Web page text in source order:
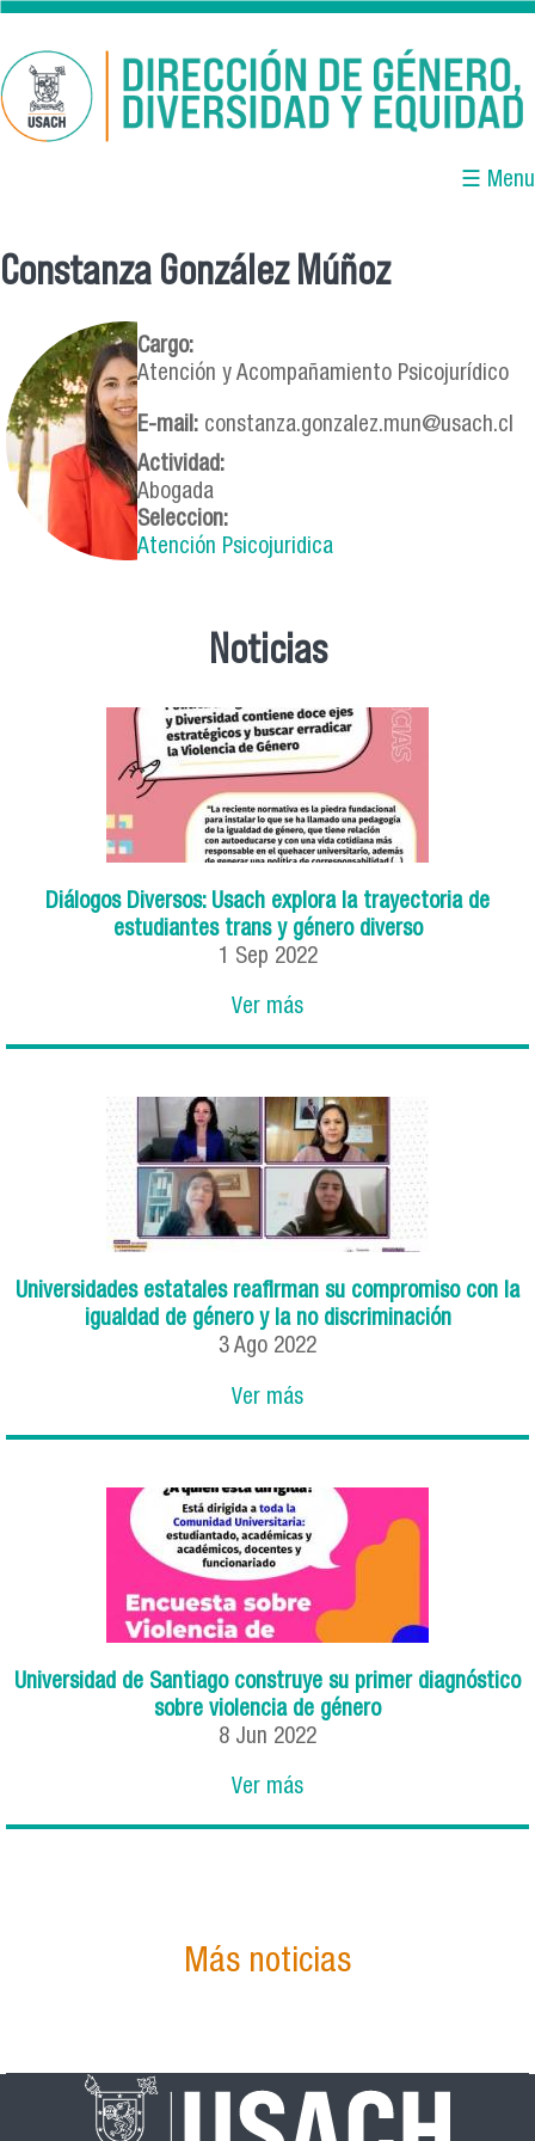
Pasar al contenido principal
☰ Menu
Constanza González Múñoz
Cargo:
Atención y Acompañamiento Psicojurídico
E-mail: constanza.gonzalez.mun@usach.cl
Actividad:
Abogada
Seleccion:
Atención Psicojuridica
Noticias
Diálogos Diversos: Usach explora la trayectoria de
estudiantes trans y género diverso
1 Sep 2022
Ver más
Universidades estatales reafirman su compromiso con la
igualdad de género y la no discriminación
3 Ago 2022
Ver más
Universidad de Santiago construye su primer diagnóstico
sobre violencia de género
8 Jun 2022
Ver más
Más noticias